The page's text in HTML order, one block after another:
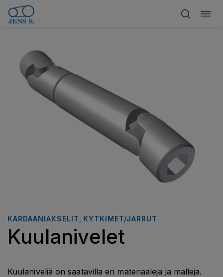
Siirry
KARDAANIAKSELIT KYTKIMET/JARRUT
Kuulanivelet
Kuulaniveliä on saatavilla eri materiaaleja ja malleja.